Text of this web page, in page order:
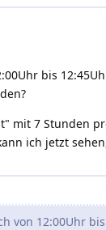
bis
mit 7 Stunden
ich jetzt
von 12:00Uhr